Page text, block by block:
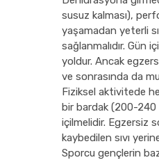
susuz kalması),
yaşamadan yeterli
sağlanmalıdır. Gün
yoldur. Ancak
ve sonrasında da
Fiziksel aktivitede
bir bardak (200-240
içilmelidir. Egzersiz
kaybedilen sıvı
Sporcu gençlerin